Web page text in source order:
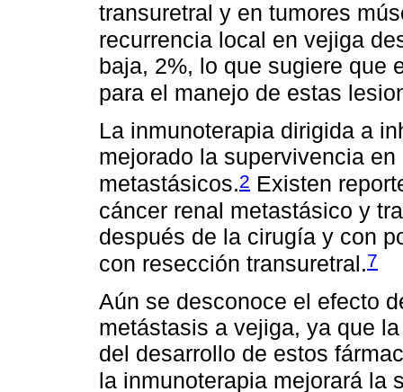
transuretral y en tumores
recurrencia local en vejiga
baja, 2%, lo que sugiere que
para el manejo de estas
La inmunoterapia dirigida a
mejorado la supervivencia
metastásicos.2 Existen
cáncer renal metastásico y
después de la cirugía y con
con resección transuretral.7
Aún se desconoce el efecto
metástasis a vejiga, ya que
del desarrollo de estos
la inmunoterapia mejorará la